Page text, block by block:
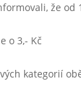
brambory
že od
o 3,- Kč
kategorií